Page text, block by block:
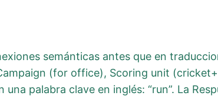
semánticas antes que en
(for office), Scoring unit
palabra clave en inglés: “run”. La